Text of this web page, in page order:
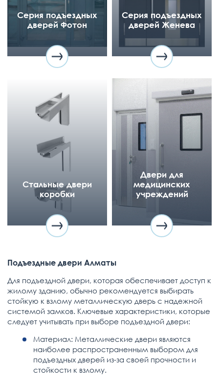
Серия подъездных
дверей Фотон
Серия подъездных
дверей Женева
Стальные двери
коробки
Двери для
медицинских
учреждений
Подъездные двери Алматы
Для подъездной двери, которая обеспечивает доступ к
жилому зданию, обычно рекомендуется выбирать
стойкую к взлому металлическую дверь с надежной
системой замков. Ключевые характеристики, которые
следует учитывать при выборе подъездной двери:
Материал: Металлические двери являются
наиболее распространенным выбором для
подъездных дверей из-за своей прочности и
стойкости к взлому.